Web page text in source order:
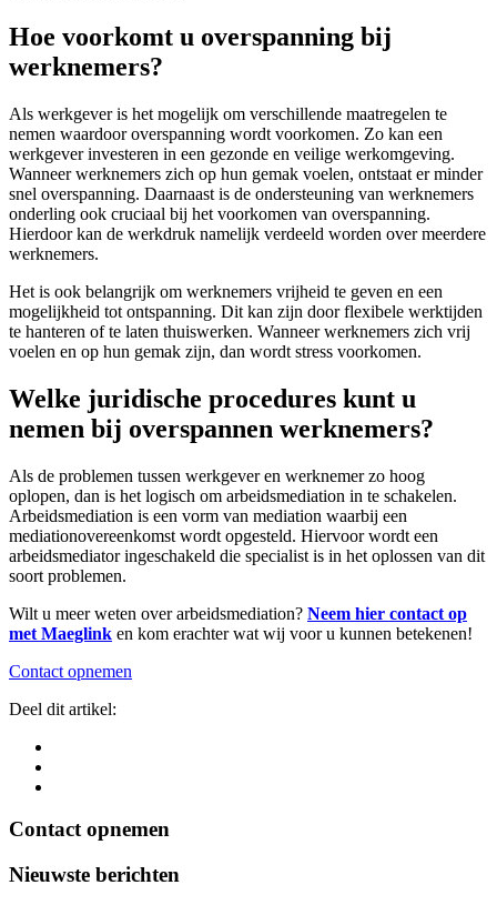
Hoe voorkomt u overspanning bij
werknemers?
Als werkgever is het mogelijk om verschillende maatregelen te
nemen waardoor overspanning wordt voorkomen. Zo kan een
werkgever investeren in een gezonde en veilige werkomgeving.
Wanneer werknemers zich op hun gemak voelen, ontstaat er minder
snel overspanning. Daarnaast is de ondersteuning van werknemers
onderling ook cruciaal bij het voorkomen van overspanning.
Hierdoor kan de werkdruk namelijk verdeeld worden over meerdere
werknemers.
Het is ook belangrijk om werknemers vrijheid te geven en een
mogelijkheid tot ontspanning. Dit kan zijn door flexibele werktijden
te hanteren of te laten thuiswerken. Wanneer werknemers zich vrij
voelen en op hun gemak zijn, dan wordt stress voorkomen.
Welke juridische procedures kunt u
nemen bij overspannen werknemers?
Als de problemen tussen werkgever en werknemer zo hoog
oplopen, dan is het logisch om arbeidsmediation in te schakelen.
Arbeidsmediation is een vorm van mediation waarbij een
mediationovereenkomst wordt opgesteld. Hiervoor wordt een
arbeidsmediator ingeschakeld die specialist is in het oplossen van dit
soort problemen.
Wilt u meer weten over arbeidsmediation? Neem hier contact op
met Maeglink en kom erachter wat wij voor u kunnen betekenen!
Contact opnemen
Deel dit artikel:
Contact opnemen
Nieuwste berichten